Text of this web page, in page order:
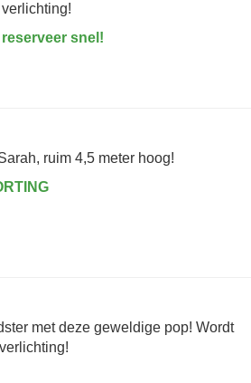
snel!
ruim 4,5 meter hoog!
met deze geweldige pop! Wordt